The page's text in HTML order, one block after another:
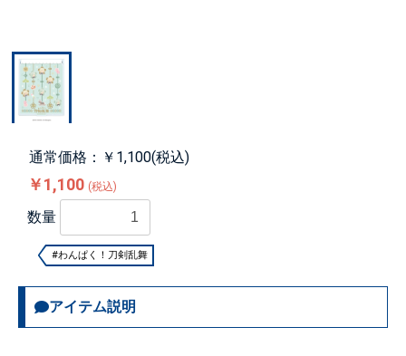
通常価格：￥1,100(税込)
￥1,100 (税込)
数量
#わんぱく！刀剣乱舞
アイテム説明